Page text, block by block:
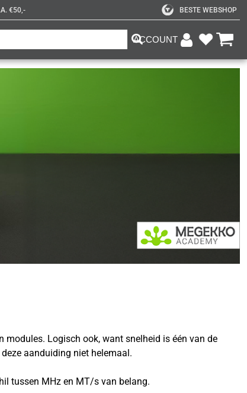
€50,- BESTE WEBSHOP
ACCOUNT
modules. Logisch ook, want snelheid is één van de
aanduiding niet helemaal.
tussen MHz en MT/s van belang.